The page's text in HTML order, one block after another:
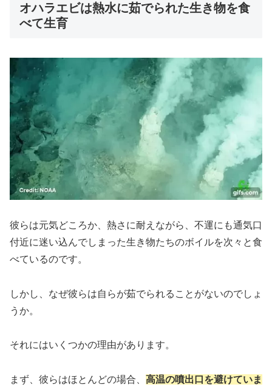
オハラエビは熱水に茹でられた生き物を食
べて生育
彼らは元気どころか、熱さに耐えながら、不運にも通気口
付近に迷い込んでしまった生き物たちのボイルを次々と食
べているのです。
しかし、なぜ彼らは自らが茹でられることがないのでしょ
うか。
それにはいくつかの理由があります。
まず、彼らはほとんどの場合、 高温の噴出口を避けていま